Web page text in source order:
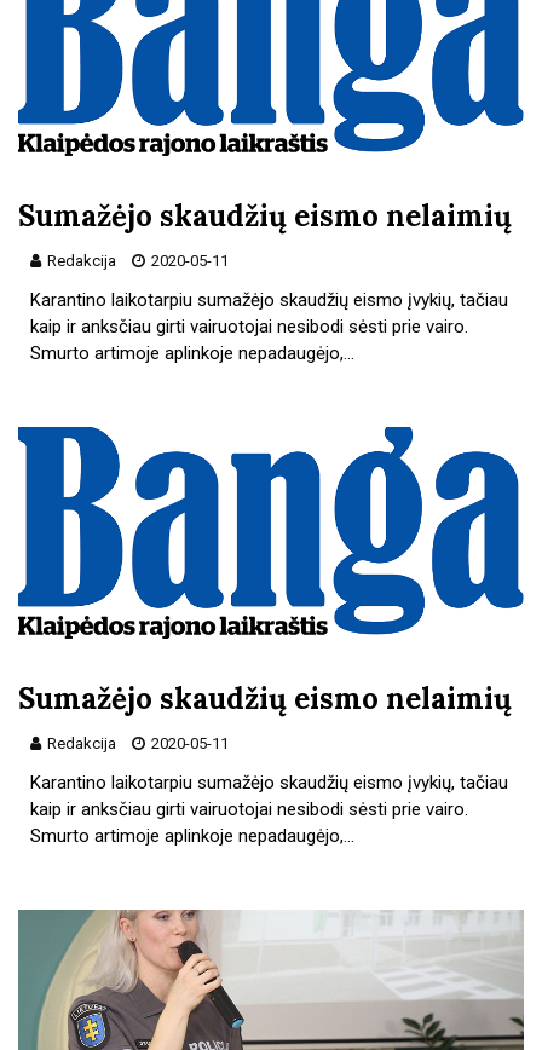
Sumažėjo skaudžių eismo nelaimių
Redakcija 2020-05-11
Karantino laikotarpiu sumažėjo skaudžių eismo įvykių, tačiau
kaip ir anksčiau girti vairuotojai nesibodi sėsti prie vairo.
Smurto artimoje aplinkoje nepadaugėjo,…
Sumažėjo skaudžių eismo nelaimių
Redakcija 2020-05-11
Karantino laikotarpiu sumažėjo skaudžių eismo įvykių, tačiau
kaip ir anksčiau girti vairuotojai nesibodi sėsti prie vairo.
Smurto artimoje aplinkoje nepadaugėjo,…